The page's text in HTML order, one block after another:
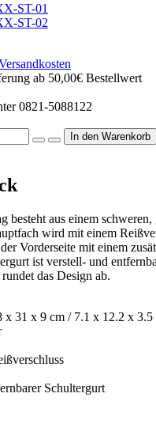
ab 50,00€ Bestellwert
0821-5088122
besteht aus einem schweren,
wird mit einem
Vorderseite mit einem
ist verstell- und
das Design ab.
x 31 x 9 cm / 7.1 x 12.2 x
Schultergurt